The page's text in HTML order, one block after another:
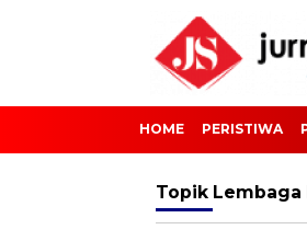
HOME PERISTIWA
Topik Lembaga